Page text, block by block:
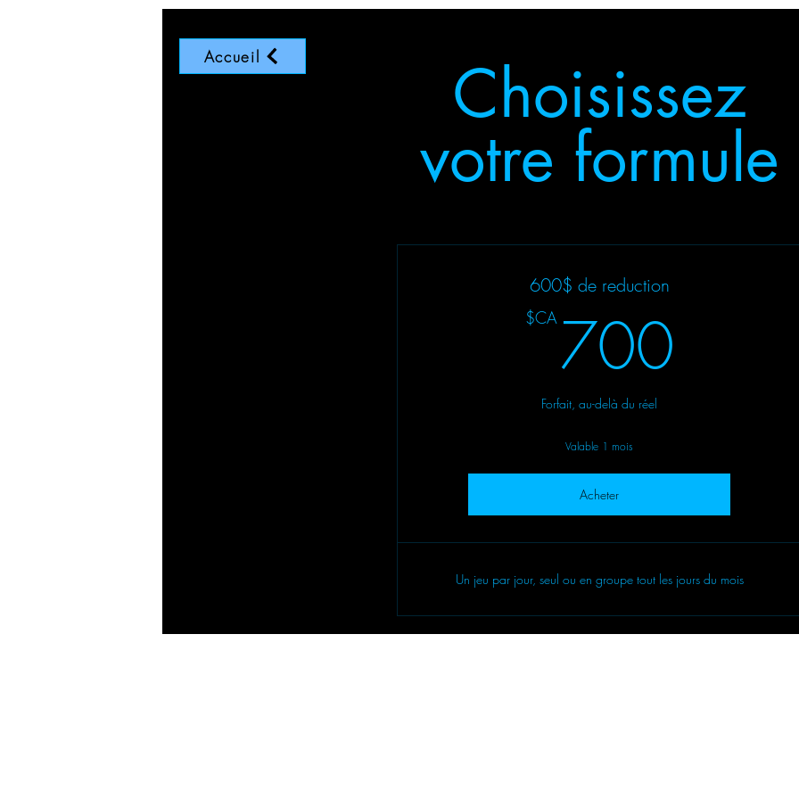
Choisissez
votre formule
600$ de reduction
$CA 700
Forfait, au-delà du réel
Valable 1 mois
Acheter
Un jeu par jour, seul ou en groupe tout les jours du mois
Accueil